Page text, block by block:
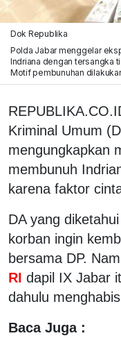
Dok Republika
Polda Jabar menggelar
Indriana dengan tersangka
Motif pembunuhan
Kriminal Umum
mengungkapkan
membunuh
karena faktor
DA yang
korban ingin
bersama DP.
RI dapil IX Jabar
dahulu
Baca Juga :